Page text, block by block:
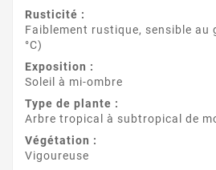
Rusticité :
Faiblement rustique, sensible au
°C)
Exposition :
Soleil à mi-ombre
Type de plante :
Arbre tropical à subtropical de
Végétation :
Vigoureuse